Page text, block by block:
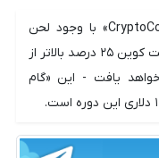
یک تحلیلگر ناشناس با نام مستعار «CryptoCon» با وجود لحن
«تهاجمی» فدرال رزرو، اطمینان دارد که بیت کوین ۲۵ درصد بالاتر از
خواهد یافت - این «گام